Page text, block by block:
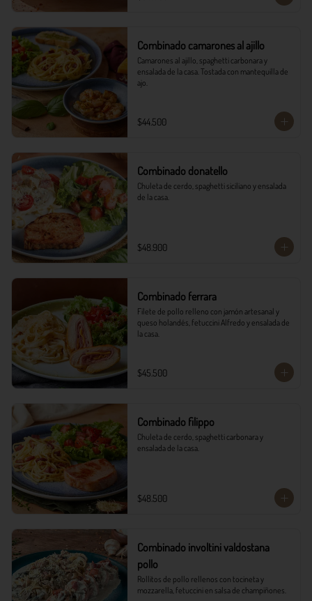
Combinado camarones al ajillo
Camarones al ajillo, spaghetti carbonara y
ensalada de la casa. Tostada con mantequilla de
ajo.
$44.500
Combinado donatello
Chuleta de cerdo, spaghetti siciliano y ensalada
de la casa.
$48.900
Combinado ferrara
Filete de pollo relleno con jamón artesanal y
queso holandés, fetuccini Alfredo y ensalada de
la casa.
$45.500
Combinado filippo
Chuleta de cerdo, spaghetti carbonara y
ensalada de la casa.
$48.500
Combinado involtini valdostana
pollo
Rollitos de pollo rellenos con tocineta y
mozzarella, fetuccini en salsa de champiñones.